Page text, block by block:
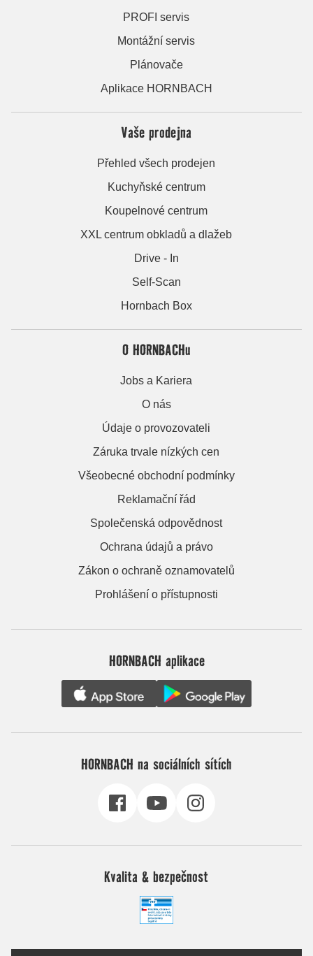
PROFI servis
Montážní servis
Plánovače
Aplikace HORNBACH
Vaše prodejna
Přehled všech prodejen
Kuchyňské centrum
Koupelnové centrum
XXL centrum obkladů a dlažeb
Drive - In
Self-Scan
Hornbach Box
O HORNBACHu
Jobs a Kariera
O nás
Údaje o provozovateli
Záruka trvale nízkých cen
Všeobecné obchodní podmínky
Reklamační řád
Společenská odpovědnost
Ochrana údajů a právo
Zákon o ochraně oznamovatelů
Prohlášení o přístupnosti
HORNBACH aplikace
HORNBACH na sociálních sítích
Kvalita & bezpečnost